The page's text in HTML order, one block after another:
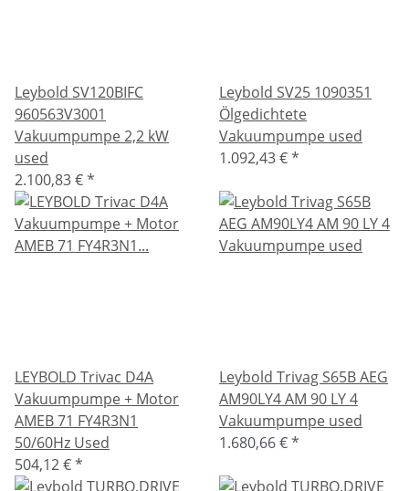
Leybold SV120BIFC
960563V3001
Vakuumpumpe 2,2 kW
used
2.100,83 €*
Leybold SV25 1090351
Ölgedichtete
Vakuumpumpe used
1.092,43 €*
LEYBOLD Trivac D4A
Vakuumpumpe + Motor
AMEB 71 FY4R3N1
50/60Hz Used
504,12 €*
Leybold Trivag S65B AEG
AM90LY4 AM 90 LY 4
Vakuumpumpe used
1.680,66 €*